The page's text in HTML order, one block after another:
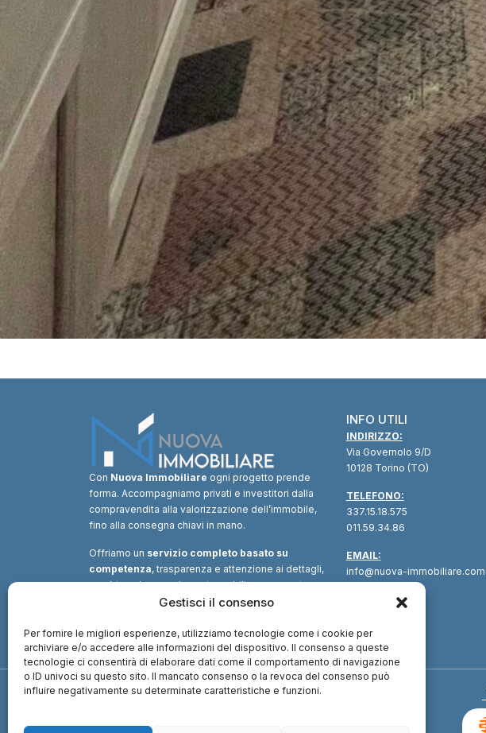
Gestisci il consenso
Per fornire le migliori esperienze, utilizziamo tecnologie come i cookie per
archiviare e/o accedere alle informazioni del dispositivo. Il consenso a queste
tecnologie ci consentirà di elaborare dati come il comportamento di navigazione
o ID univoci su questo sito. Il mancato consenso o la revoca del consenso può
influire negativamente su determinate caratteristiche e funzioni.
Con Nuova Immobiliare ogni progetto prende
forma. Accompagniamo privati e investitori dalla
compravendita alla valorizzazione dell’immobile,
fino alla consegna chiavi in mano.
Offriamo un servizio completo basato su
competenza, trasparenza e attenzione ai dettagli,
combinando consulenza immobiliare, supporto
tecnico e soluzioni finanziarie.Un unico
valore.
INFO UTILI
INDIRIZZO:
Via Governolo 9/D
10128 Torino (TO)
TELEFONO:
337.15.18.575
011.59.34.86
EMAIL:
info@nuova-immobiliare.com